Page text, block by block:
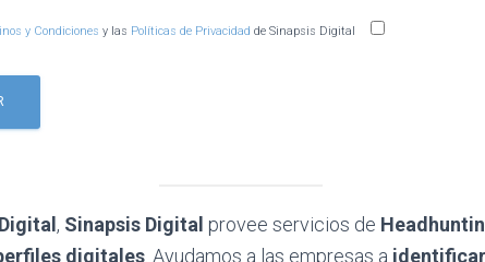
y Condiciones y las Políticas de Privacidad de Sinapsis Digital
, Sinapsis Digital provee servicios de
digitales. Ayudamos a las empresas a